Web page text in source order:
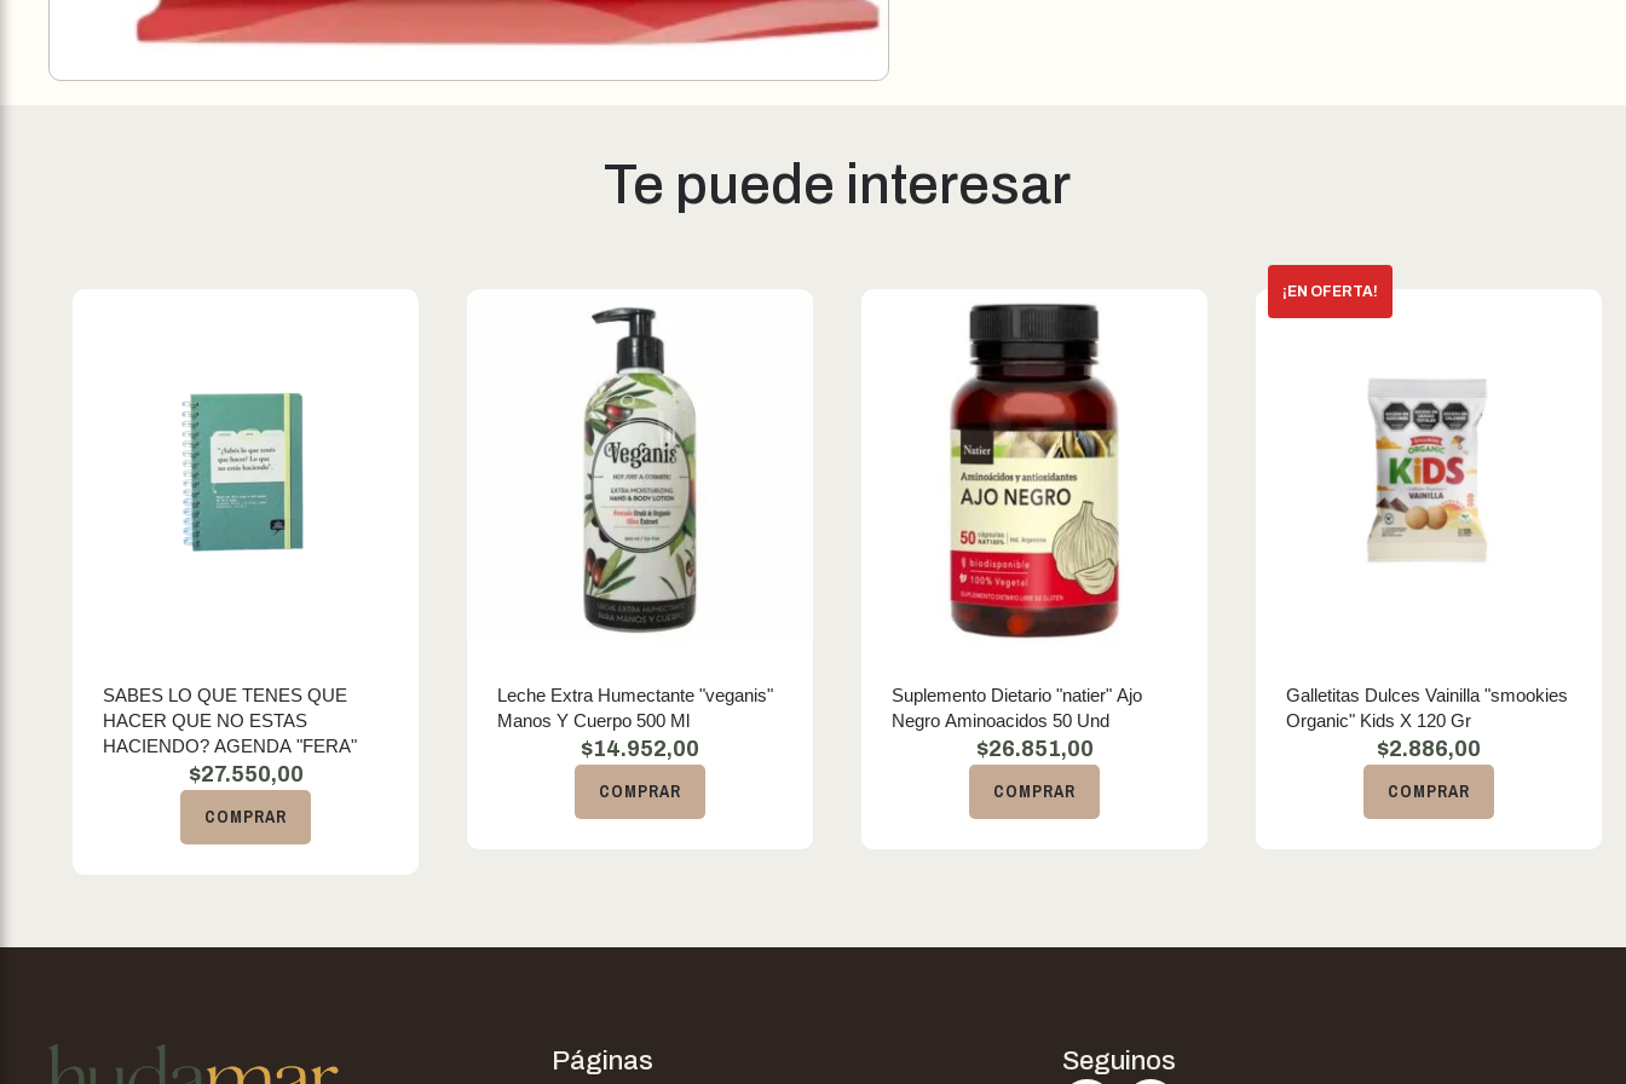
Te puede interesar
SABES LO QUE TENES QUE
HACER QUE NO ESTAS
HACIENDO? AGENDA "FERA"
$27.550,00
COMPRAR
Leche Extra Humectante "veganis"
Manos Y Cuerpo 500 Ml
$14.952,00
COMPRAR
Suplemento Dietario "natier" Ajo
Negro Aminoacidos 50 Und
$26.851,00
COMPRAR
Galletitas Dulces Vainilla "smookies
Organic" Kids X 120 Gr
$2.886,00
COMPRAR
Páginas Seguinos